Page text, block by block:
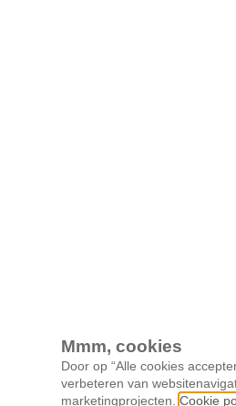
Mmm, cookies
Door op “Alle cookies
verbeteren van
marketingprojecten. Cookie